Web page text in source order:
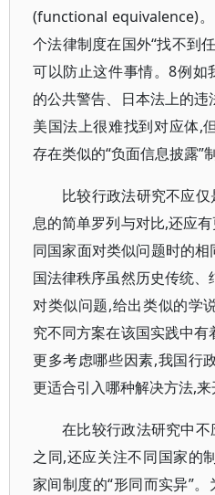
(functional equivalence)
个法律制度在国外“找不到
可以防止这件事情。8例如
的公共警告、日本法上的
美国法上很难找到对应体,
存在类似的“负面信息披露”
比较行政法研究不应
息的简单罗列与对比,还应
同国家面对类似问题时的
国法律秩序虽然历史传统
对类似问题,给出类似的学
究不同方案在该国实践中
更多考虑哪些因素,我国行
更适合引入哪种解决方法,来
在比较行政法研究中
之同,还应关注不同国家的
家间制度的“形同而实异”